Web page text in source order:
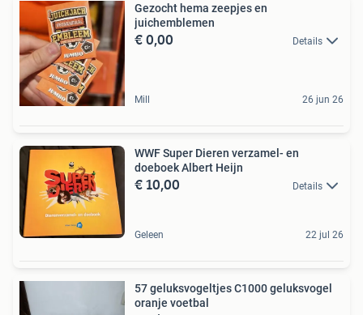
Gezocht hema zeepjes en
juichemblemen
€ 0,00 Details
Mill 26 jun 26
WWF Super Dieren verzamel- en
doeboek Albert Heijn
€ 10,00 Details
Geleen 22 jul 26
57 geluksvogeltjes C1000 geluksvogel
oranje voetbal